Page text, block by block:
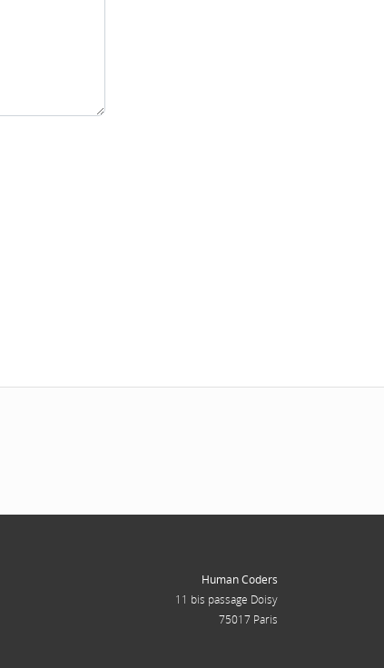
Human Coders
11 bis passage Doisy
75017 Paris